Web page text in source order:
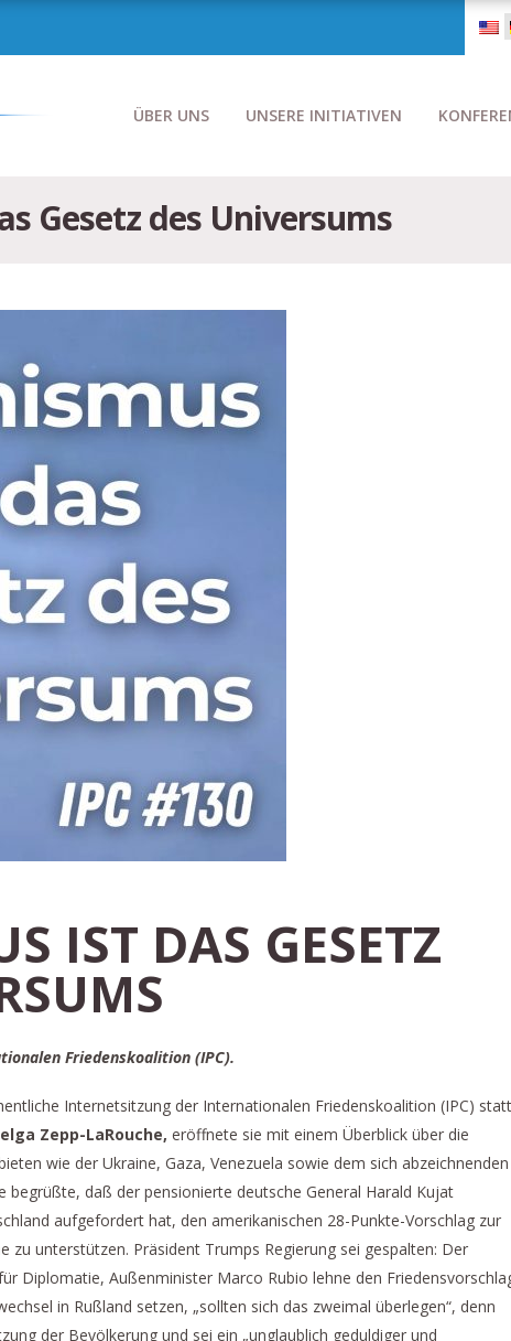
ÜBER UNS UNSERE INITIATIVEN
Gesetz des Universums
IST DAS GESETZ
Friedenskoalition (IPC).
Internetsitzung der Internationalen Friedenskoalition (IPC)
Zepp-LaRouche, eröffnete sie mit einem Überblick über die
wie der Ukraine, Gaza, Venezuela sowie dem sich abzeichnenden
begrüßte, daß der pensionierte deutsche General Harald Kujat
aufgefordert hat, den amerikanischen 28-Punkte-Vorschlag zur
zu unterstützen. Präsident Trumps Regierung sei gespalten: Der
Diplomatie, Außenminister Marco Rubio lehne den
in Rußland setzen, „sollten sich das zweimal überlegen“, denn
der Bevölkerung und sei ein „unglaublich geduldiger und